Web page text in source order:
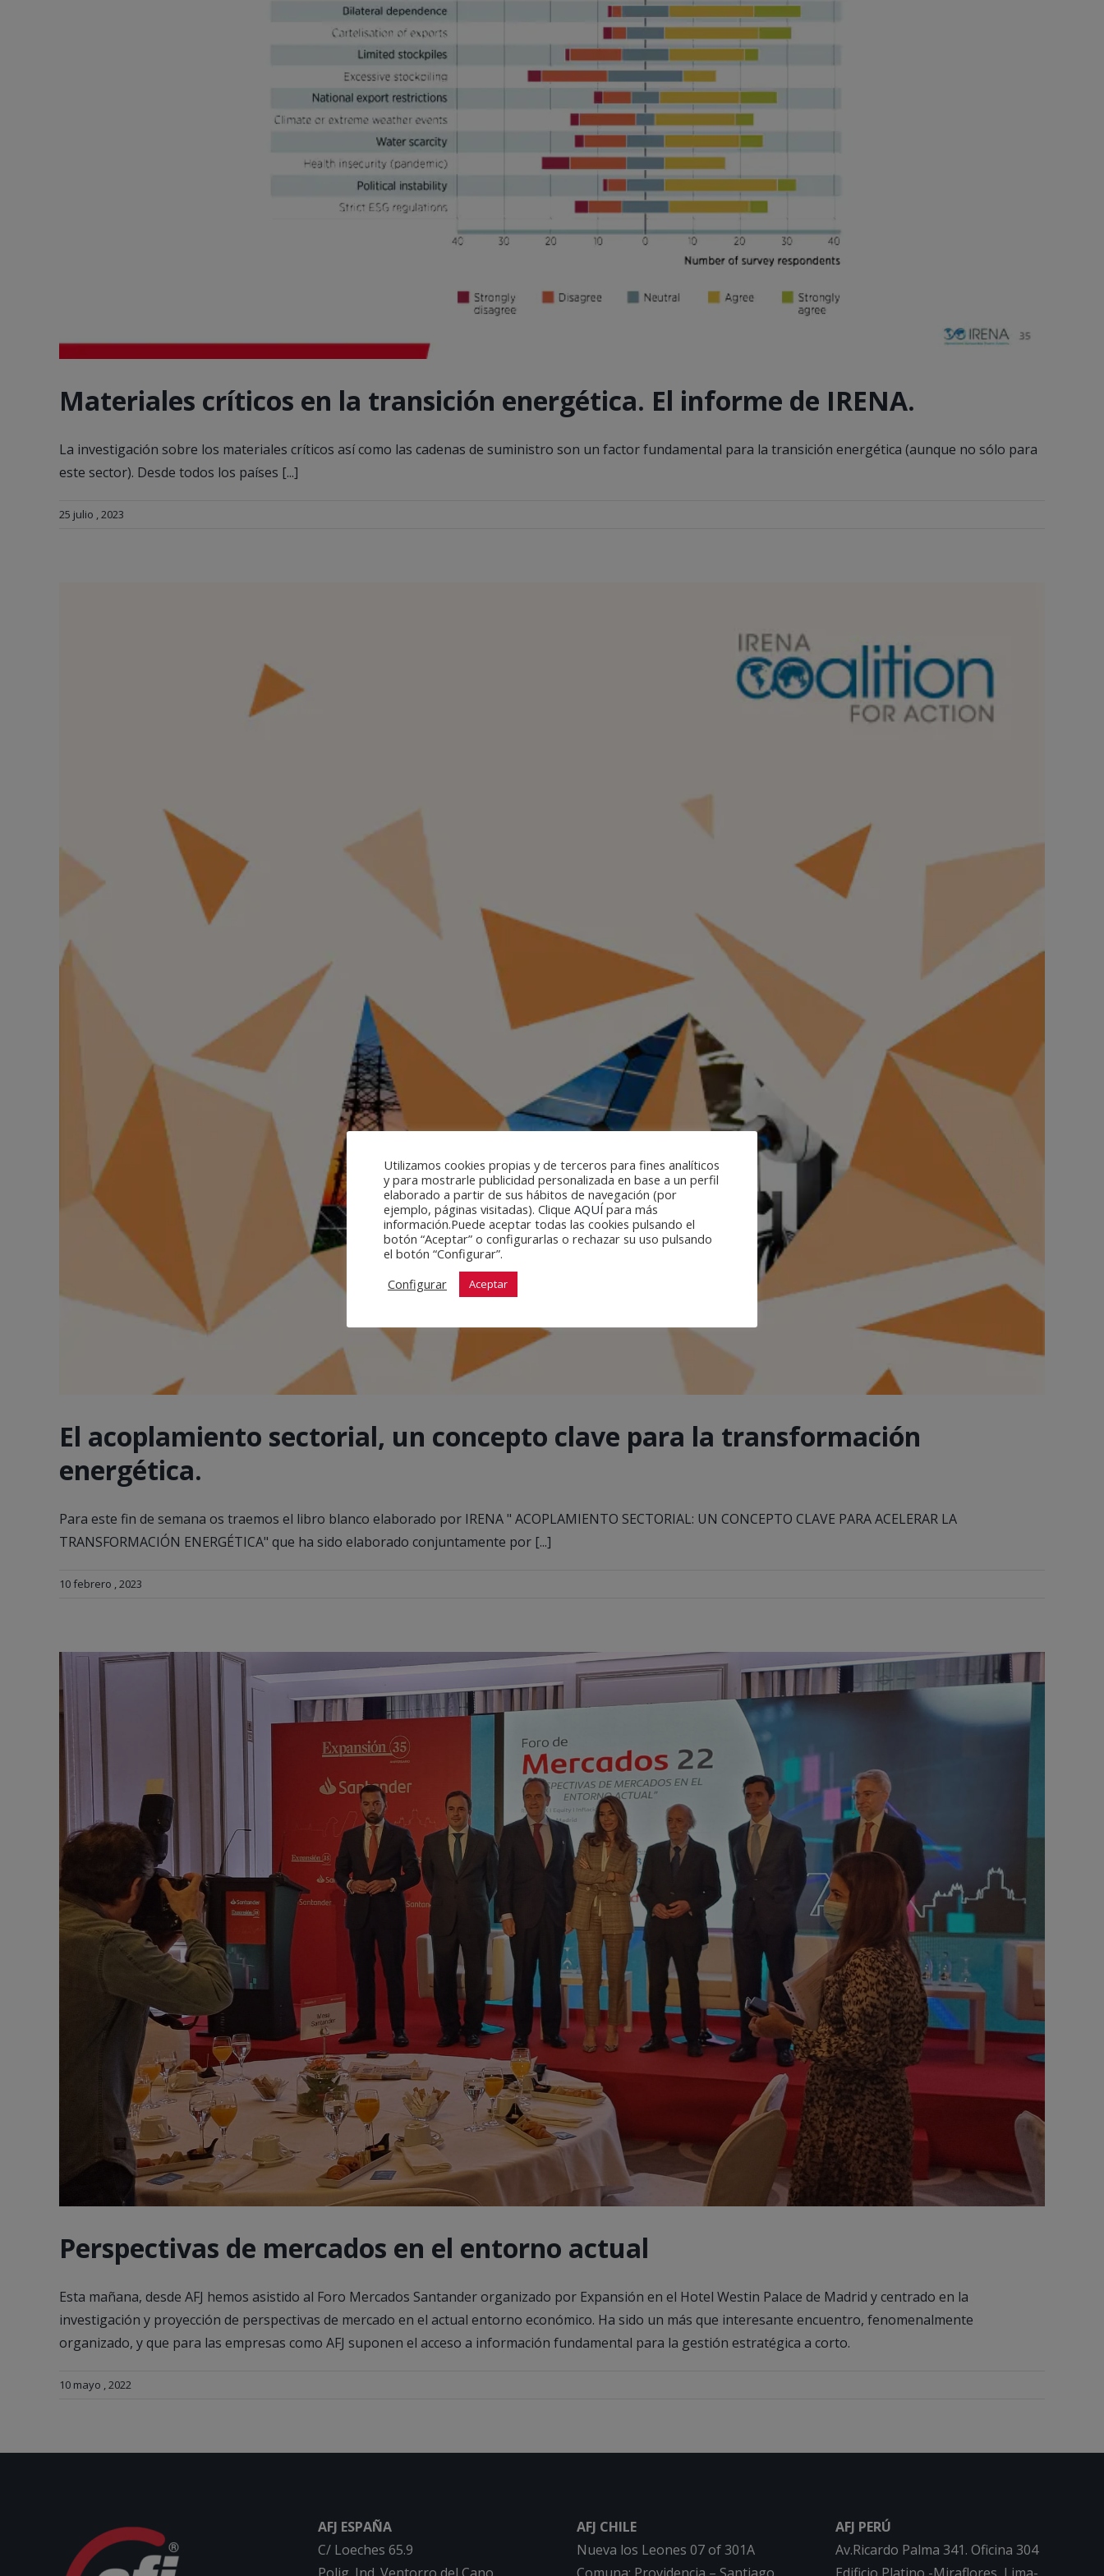
Materiales críticos en la transición energética. El informe de IRENA.
La investigación sobre los materiales críticos así como las cadenas de suministro son un factor fundamental para la transición energética (aunque no sólo para
este sector). Desde todos los países [...]
25 julio , 2023
El acoplamiento sectorial, un concepto clave para la transformación
energética.
Para este fin de semana os traemos el libro blanco elaborado por IRENA " ACOPLAMIENTO SECTORIAL: UN CONCEPTO CLAVE PARA ACELERAR LA
TRANSFORMACIÓN ENERGÉTICA" que ha sido elaborado conjuntamente por [...]
10 febrero , 2023
Perspectivas de mercados en el entorno actual
Esta mañana, desde AFJ hemos asistido al Foro Mercados Santander organizado por Expansión en el Hotel Westin Palace de Madrid y centrado en la
investigación y proyección de perspectivas de mercado en el actual entorno económico. Ha sido un más que interesante encuentro, fenomenalmente
organizado, y que para las empresas como AFJ suponen el acceso a información fundamental para la gestión estratégica a corto.
10 mayo , 2022
AFJ ESPAÑA
C/ Loeches 65.9
AFJ CHILE
Nueva los Leones 07 of 301A
AFJ PERÚ
Av.Ricardo Palma 341. Oficina 304
Utilizamos cookies propias y de terceros para fines analíticos
y para mostrarle publicidad personalizada en base a un perfil
elaborado a partir de sus hábitos de navegación (por
ejemplo, páginas visitadas). Clique AQUÍpara más
información.Puede aceptar todas las cookies pulsando el
botón “Aceptar” o configurarlas o rechazar su uso pulsando
el botón “Configurar”.
Configurar
Aceptar